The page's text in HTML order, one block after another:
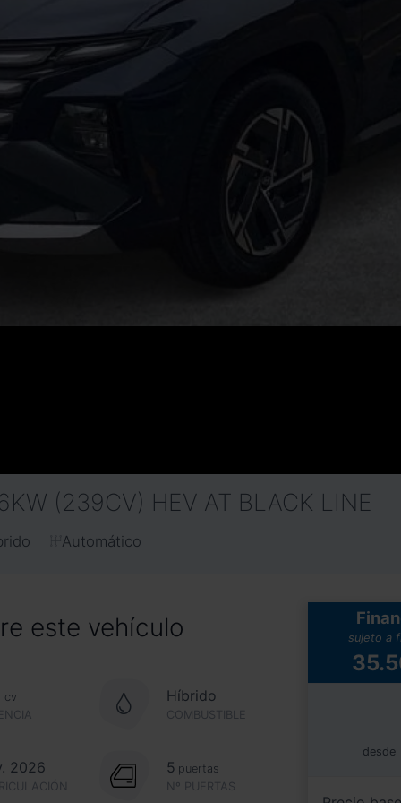
(239CV) HEV AT BLACK LINE
Automático
este vehículo
cv
Híbrido
COMBUSTIBLE
2026
Nº PUERTAS
5 puertas
sujeto a
desde